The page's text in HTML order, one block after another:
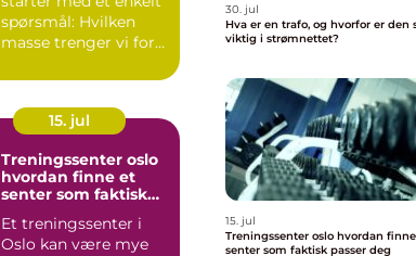
spørsmål: Hvilken
masse trenger vi for
15. jul
Treningssenter oslo
hvordan finne et
senter som faktisk
Et treningssenter i
Oslo kan være mye
30. jul
Hva er en trafo, og hvorfor er den
viktig i strømnettet?
15. jul
Treningssenter oslo hvordan finne et
senter som faktisk passer deg